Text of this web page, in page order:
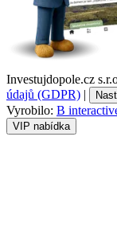
Investujdopole.cz
údajů (GDPR) |
Vyrobilo: B
VIP nabídka